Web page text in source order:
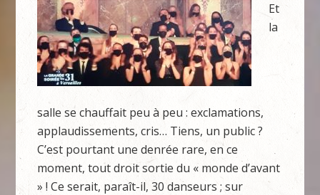
Et
la
salle se chauffait peu à peu : exclamations,
applaudissements, cris… Tiens, un public ?
C’est pourtant une denrée rare, en ce
moment, tout droit sortie du « monde d’avant
» ! Ce serait, paraît-il, 30 danseurs ; sur